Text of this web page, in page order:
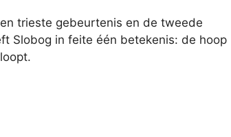
trieste gebeurtenis en de tweede
Slobog in feite één betekenis: de hoop